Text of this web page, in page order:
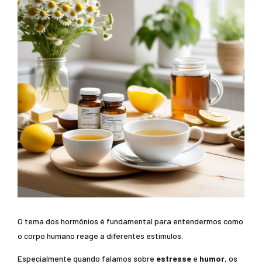
O tema dos hormônios é fundamental para entendermos como
o corpo humano reage a diferentes estímulos.
Especialmente quando falamos sobre estresse e humor, os